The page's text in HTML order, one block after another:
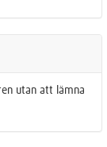
utan att lämna